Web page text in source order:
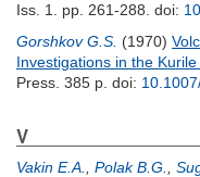
Iss. 1. pp. 261-288. doi:
Gorshkov G.S. (1970)
Investigations in the
Press. 385 p. doi:
V
Vakin E.A. Polak B.G.